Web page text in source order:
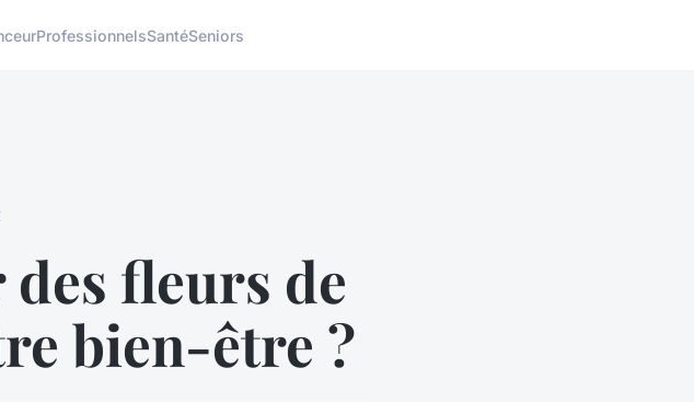
ProfessionnelsSantéSeniors
fleurs de
bien-être ?